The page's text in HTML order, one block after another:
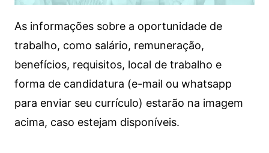
As informações sobre a oportunidade de
trabalho, como salário, remuneração,
benefícios, requisitos, local de trabalho e
forma de candidatura (e-mail ou whatsapp
para enviar seu currículo) estarão na imagem
acima, caso estejam disponíveis.